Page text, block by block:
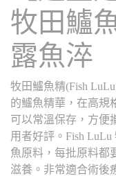
牧田鱸
露魚淬
牧田鱸魚精(Fish
的鱸魚精華，在高規
可以常溫保存，方便
用者好評。Fish
魚原料，每批原料都
滋養。非常適合術後